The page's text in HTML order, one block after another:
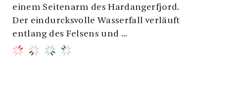
einem Seitenarm des Hardangerfjord.
Der eindurcksvolle Wasserfall verläuft
entlang des Felsens und ...